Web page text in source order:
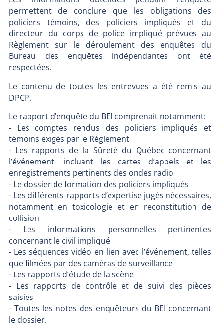
permettent de conclure que les obligations des
policiers témoins, des policiers impliqués et du
directeur du corps de police impliqué prévues au
Règlement sur le déroulement des enquêtes du
Bureau des enquêtes indépendantes ont été
respectées.
Le contenu de toutes les entrevues a été remis au
DPCP.
Le rapport d’enquête du BEI comprenait notamment:
- Les comptes rendus des policiers impliqués et
témoins exigés par le Règlement
- Les rapports de la Sûreté du Québec concernant
l’événement, incluant les cartes d’appels et les
enregistrements pertinents des ondes radio
- Le dossier de formation des policiers impliqués
- Les différents rapports d’expertise jugés nécessaires,
notamment en toxicologie et en reconstitution de
collision
- Les informations personnelles pertinentes
concernant le civil impliqué
- Les séquences vidéo en lien avec l’événement, telles
que filmées par des caméras de surveillance
- Les rapports d’étude de la scène
- Les rapports de contrôle et de suivi des pièces
saisies
- Toutes les notes des enquêteurs du BEI concernant
le dossier.